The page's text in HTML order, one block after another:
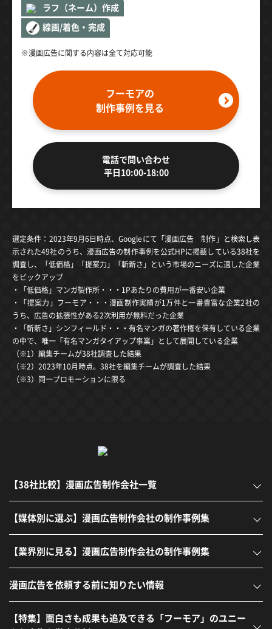
ラフ（ネーム）作成
線画/着色・完成
※漫画広告に関する内容は全て対応可能
フーモアの
制作事例を見る
電話で問い合わせ
平日10:00-18:00
選定条件：2023年9月6日時点、Googleにて「漫画広告 制作」と検索し表
示された49社のうち、漫画広告の制作事例を公式HPに掲載している38社を
調査し、「低価格」「提案力」「斬新さ」という市場のニーズに適した企業
をピックアップ
・「低価格」マンガ製作所・・・1Pあたりの費用が一番安い企業
・「提案力」フーモア・・・漫画制作実績が1万件と一番豊富な企業2社の
うち、広告の拡張性がある2次利用が無料だった企業
・「斬新さ」シンフィールド・・・有名マンガの著作権を保有している企業
の中で、唯一「有名マンガタイアップ事業」として展開している企業
（※1）編集チームが38社調査した結果
（※2）2023年10月時点。38社を編集チームが調査した結果
（※3）同一プロモーションに限る
【38社比較】漫画広告制作会社一覧
【媒体別に選ぶ】漫画広告制作会社の制作事例集
【業界別に見る】漫画広告制作会社の制作事例集
漫画広告を依頼する前に知りたい情報
【特集】面白さも成果も追及できる「フーモア」のユニー